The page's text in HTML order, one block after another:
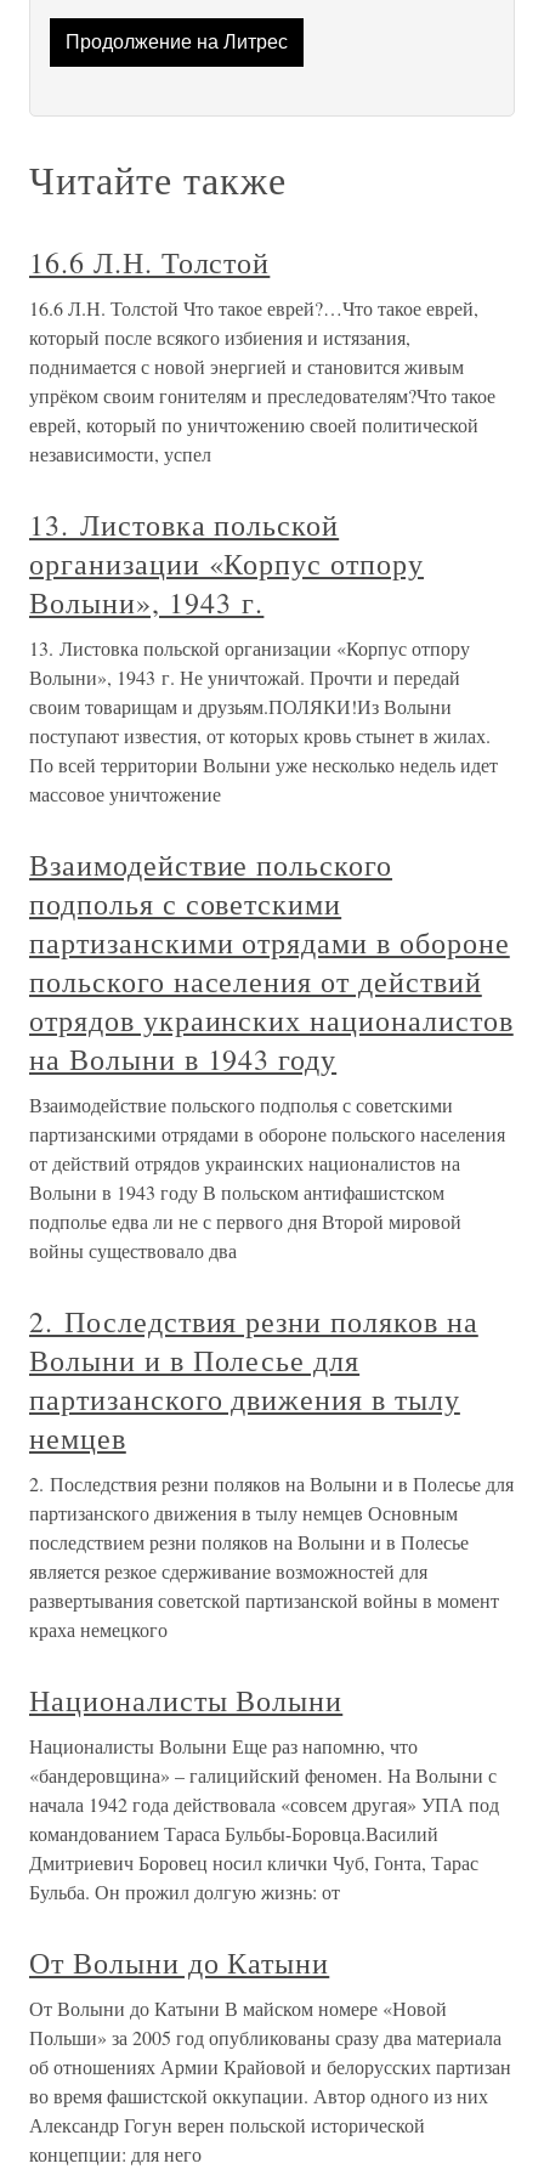
Продолжение на Литрес
Читайте также
16.6 Л.Н. Толстой
16.6 Л.Н. Толстой Что такое еврей?…Что такое еврей,
который после всякого избиения и истязания,
поднимается с новой энергией и становится живым
упрёком своим гонителям и преследователям?Что такое
еврей, который по уничтожению своей политической
независимости, успел
13. Листовка польской
организации «Корпус отпору
Волыни», 1943 г.
13. Листовка польской организации «Корпус отпору
Волыни», 1943 г. Не уничтожай. Прочти и передай
своим товарищам и друзьям.ПОЛЯКИ!Из Волыни
поступают известия, от которых кровь стынет в жилах.
По всей территории Волыни уже несколько недель идет
массовое уничтожение
Взаимодействие польского
подполья с советскими
партизанскими отрядами в обороне
польского населения от действий
отрядов украинских националистов
на Волыни в 1943 году
Взаимодействие польского подполья с советскими
партизанскими отрядами в обороне польского населения
от действий отрядов украинских националистов на
Волыни в 1943 году В польском антифашистском
подполье едва ли не с первого дня Второй мировой
войны существовало два
2. Последствия резни поляков на
Волыни и в Полесье для
партизанского движения в тылу
немцев
2. Последствия резни поляков на Волыни и в Полесье для
партизанского движения в тылу немцев Основным
последствием резни поляков на Волыни и в Полесье
является резкое сдерживание возможностей для
развертывания советской партизанской войны в момент
краха немецкого
Националисты Волыни
Националисты Волыни Еще раз напомню, что
«бандеровщина» – галицийский феномен. На Волыни с
начала 1942 года действовала «совсем другая» УПА под
командованием Тараса Бульбы-Боровца.Василий
Дмитриевич Боровец носил клички Чуб, Гонта, Тарас
Бульба. Он прожил долгую жизнь: от
От Волыни до Катыни
От Волыни до Катыни В майском номере «Новой
Польши» за 2005 год опубликованы сразу два материала
об отношениях Армии Крайовой и белорусских партизан
во время фашистской оккупации. Автор одного из них
Александр Гогун верен польской исторической
концепции: для него